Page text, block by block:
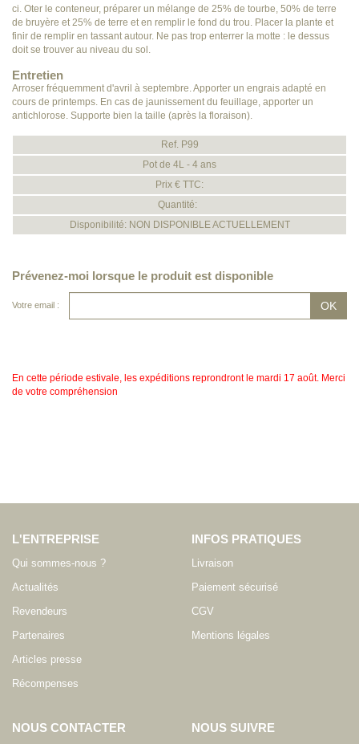
ci. Oter le conteneur, préparer un mélange de 25% de tourbe, 50% de terre
de bruyère et 25% de terre et en remplir le fond du trou. Placer la plante et
finir de remplir en tassant autour. Ne pas trop enterrer la motte : le dessus
doit se trouver au niveau du sol.
Entretien
Arroser fréquemment d'avril à septembre. Apporter un engrais adapté en
cours de printemps. En cas de jaunissement du feuillage, apporter un
antichlorose. Supporte bien la taille (après la floraison).
Ref. P99
Pot de 4L - 4 ans
Prix € TTC:
Quantité:
Disponibilité: NON DISPONIBLE ACTUELLEMENT
Prévenez-moi lorsque le produit est disponible
Votre email :
En cette période estivale, les expéditions reprondront le mardi 17 août. Merci
de votre compréhension
L'ENTREPRISE
Qui sommes-nous ?
Actualités
Revendeurs
Partenaires
Articles presse
Récompenses
INFOS PRATIQUES
Livraison
Paiement sécurisé
CGV
Mentions légales
NOUS CONTACTER NOUS SUIVRE